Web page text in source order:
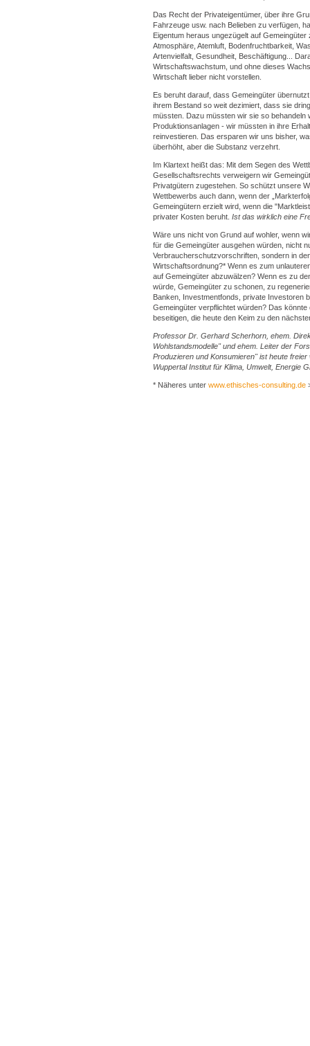
Das Recht der Privateigentümer, über ihre
Fahrzeuge usw. nach Belieben zu verfügen,
Eigentum heraus ungezügelt auf
Atmosphäre, Atemluft, Bodenfruchtbarkeit,
Artenvielfalt, Gesundheit, Beschäftigung...
Wirtschaftswachstum, und ohne dieses
Wirtschaft lieber nicht vorstellen.
Es beruht darauf, dass Gemeingüter
ihrem Bestand so weit dezimiert, dass sie
müssten. Dazu müssten wir sie so behandeln
Produktionsanlagen - wir müssten in ihre
reinvestieren. Das ersparen wir uns bisher,
überhöht, aber die Substanz verzehrt.
Im Klartext heißt das: Mit dem Segen des
Gesellschaftsrechts verweigern wir
Privatgütern zugestehen. So schützt unsere
Wettbewerbs auch dann, wenn der
Gemeingütern erzielt wird, wenn die
privater Kosten beruht. Ist das wirklich eine
Wäre uns nicht von Grund auf wohler, wenn
für die Gemeingüter ausgehen würden, nicht
Verbraucherschutzvorschriften, sondern in
Wirtschaftsordnung?* Wenn es zum
auf Gemeingüter abzuwälzen? Wenn es zu
würde, Gemeingüter zu schonen, zu
Banken, Investmentfonds, private Investoren
Gemeingüter verpflichtet würden? Das
beseitigen, die heute den Keim zu den
Professor Dr. Gerhard Scherhorn, ehem.
Wohlstandsmodelle" und ehem. Leiter der
Produzieren und Konsumieren" ist heute
Wuppertal Institut für Klima, Umwelt, Energie
* Näheres unter www.ethisches-consulting.de